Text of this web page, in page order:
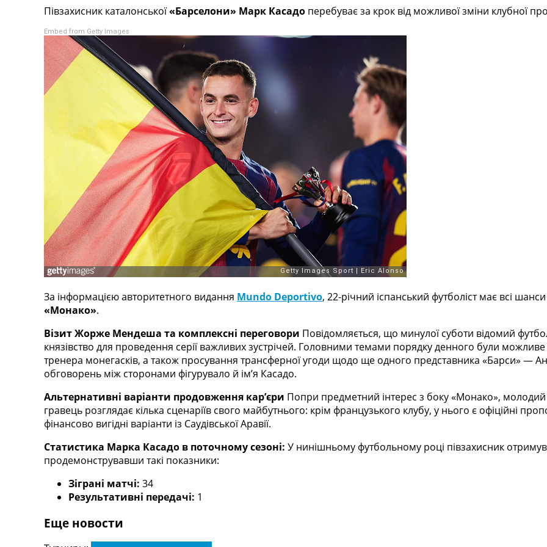
Турніри
Чемпіонат Світу
Україна. Прем’єр-Ліга
Україна. Перша Ліга
Ліга Чемпіонів
Англія. Прем’єр-Ліга
Іспанія. Ла Ліга
Ще Турніри >>>
Таблиці
Чемпіонат Світу. Турнирні таблиці
Таблиця УПЛ
Перша Ліга
Таблиця АПЛ
Таблиця Ла Ліги
Таблиця Ліги Чемпіонів
Всі таблиці >>>
Рейтинги
Рейтинг країн УЄФА
Рейтинг клубів УЄФА
Рейтинг ФІФА
Телепрограма
RU
UA
Categories
Головна
Новини футболу
Відео
Новини футболу України
Футбольні трансфери
Конкурс прогнозів
Логін
Рейтінги
Правила
Колективний прогноз
Турніри
Чемпіонат Світу
Україна. Прем’єр-Ліга
Півзахисник каталонської«Барселони» Марк Касадо перебуває за крок від можливої зміни клубної
Embed from Getty Images
За інформацією авторитетного видання Mundo Deportivo, 22-річний іспанський футболіст має всі
«Монако».
Візит Жорже Мендеша та комплексні переговори Повідомляється, що минулої суботи відомий
князівство для проведення серії важливих зустрічей. Головними темами порядку денного були
тренера монегасків, а також просування трансферної угоди щодо ще одного представника «Барси» —
обговорень між сторонами фігурувало й ім’я Касадо.
Альтернативні варіанти продовження кар’єри Попри предметний інтерес з боку «Монако»,
гравець розглядає кілька сценаріїв свого майбутнього: крім французького клубу, у нього є офіційні
фінансово вигідні варіанти із Саудівської Аравії.
Статистика Марка Касадо в поточному сезоні: У нинішньому футбольному році півзахисник
продемонструвавши такі показники:
Зіграні матчі: 34
Результативні передачі: 1
Еще новости